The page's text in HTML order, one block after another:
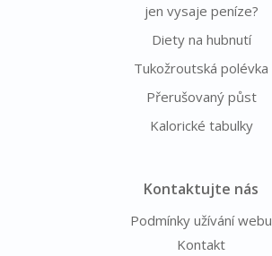
jen vysaje peníze?
Diety na hubnutí
Tukožroutská polévka
Přerušovaný půst
Kalorické tabulky
Kontaktujte nás
Podmínky užívání webu
Kontakt